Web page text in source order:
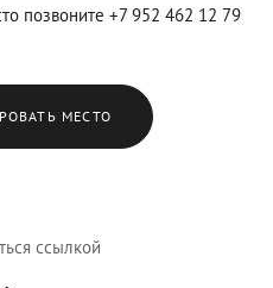
позвоните +7 952 462 12 79
МЕСТО
ссылкой